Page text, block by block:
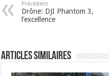
Précédent
Drône: DJI Phantom 3,
l’excellence
Articles similaires